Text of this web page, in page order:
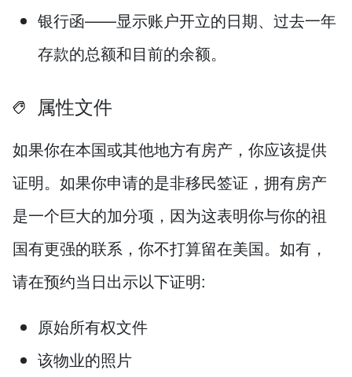
银行函——显示账户开立的日期、过去一年
存款的总额和目前的余额。
属性文件
如果你在本国或其他地方有房产，你应该提供
证明。如果你申请的是非移民签证，拥有房产
是一个巨大的加分项，因为这表明你与你的祖
国有更强的联系，你不打算留在美国。如有，
请在预约当日出示以下证明:
原始所有权文件
该物业的照片